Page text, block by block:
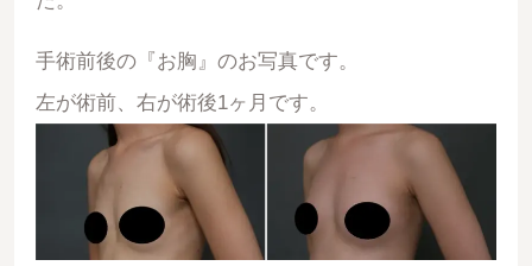
手術前後の『お胸』のお写真です。
左が術前、右が術後1ヶ月です。